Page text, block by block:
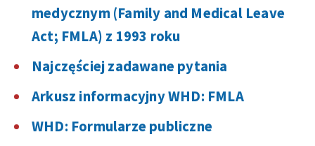
medycznym (Family and Medical Leave
Act; FMLA) z 1993 roku
Najczęściej zadawane pytania
Arkusz informacyjny WHD: FMLA
WHD: Formularze publiczne